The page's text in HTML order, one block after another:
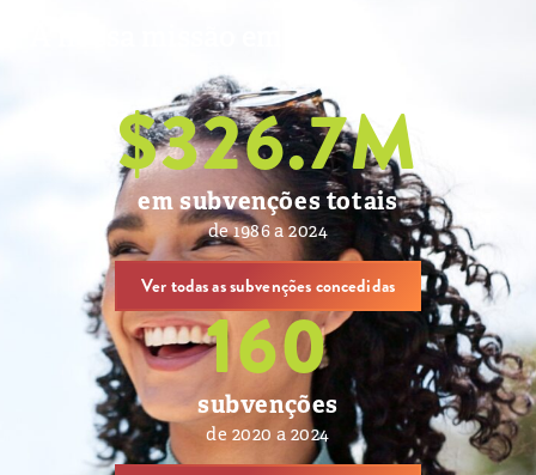
$326.7M
em subvenções totais
de 1986 a 2024
Ver todas as subvenções concedidas
160
subvenções
de 2020 a 2024